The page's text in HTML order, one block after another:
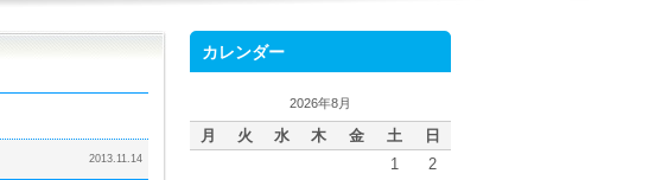
2013.11.14
カレンダー
2026年8月
月 火 水 木 金 土
日
1
2